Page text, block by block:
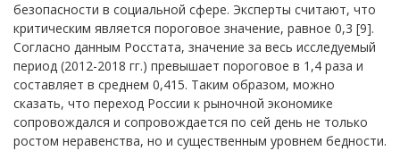
безопасности в социальной сфере. Эксперты считают, что
критическим является пороговое значение, равное 0,3 [9].
Согласно данным Росстата, значение за весь исследуемый
период (2012-2018 гг.) превышает пороговое в 1,4 раза и
составляет в среднем 0,415. Таким образом, можно
сказать, что переход России к рыночной экономике
сопровождался и сопровождается по сей день не только
ростом неравенства, но и существенным уровнем бедности.